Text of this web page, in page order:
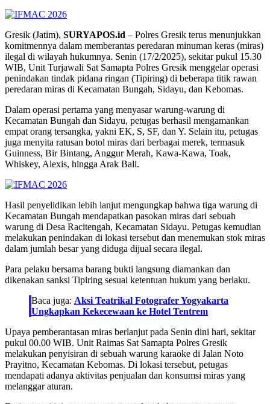
Gresik (Jatim), SURYAPOS.id – Polres Gresik terus menunjukkan
komitmennya dalam memberantas peredaran minuman keras (miras)
ilegal di wilayah hukumnya. Senin (17/2/2025), sekitar pukul 15.30
WIB, Unit Turjawali Sat Samapta Polres Gresik menggelar operasi
penindakan tindak pidana ringan (Tipiring) di beberapa titik rawan
peredaran miras di Kecamatan Bungah, Sidayu, dan Kebomas.
Dalam operasi pertama yang menyasar warung-warung di
Kecamatan Bungah dan Sidayu, petugas berhasil mengamankan
empat orang tersangka, yakni EK, S, SF, dan Y. Selain itu, petugas
juga menyita ratusan botol miras dari berbagai merek, termasuk
Guinness, Bir Bintang, Anggur Merah, Kawa-Kawa, Toak,
Whiskey, Alexis, hingga Arak Bali.
Hasil penyelidikan lebih lanjut mengungkap bahwa tiga warung di
Kecamatan Bungah mendapatkan pasokan miras dari sebuah
warung di Desa Racitengah, Kecamatan Sidayu. Petugas kemudian
melakukan penindakan di lokasi tersebut dan menemukan stok miras
dalam jumlah besar yang diduga dijual secara ilegal.
Para pelaku bersama barang bukti langsung diamankan dan
dikenakan sanksi Tipiring sesuai ketentuan hukum yang berlaku.
Baca juga: Aksi Teatrikal Fotografer Yogyakarta
Ungkapkan Kekecewaan ke Hotel Tentrem
Upaya pemberantasan miras berlanjut pada Senin dini hari, sekitar
pukul 00.00 WIB. Unit Raimas Sat Samapta Polres Gresik
melakukan penyisiran di sebuah warung karaoke di Jalan Noto
Prayitno, Kecamatan Kebomas. Di lokasi tersebut, petugas
mendapati adanya aktivitas penjualan dan konsumsi miras yang
melanggar aturan.